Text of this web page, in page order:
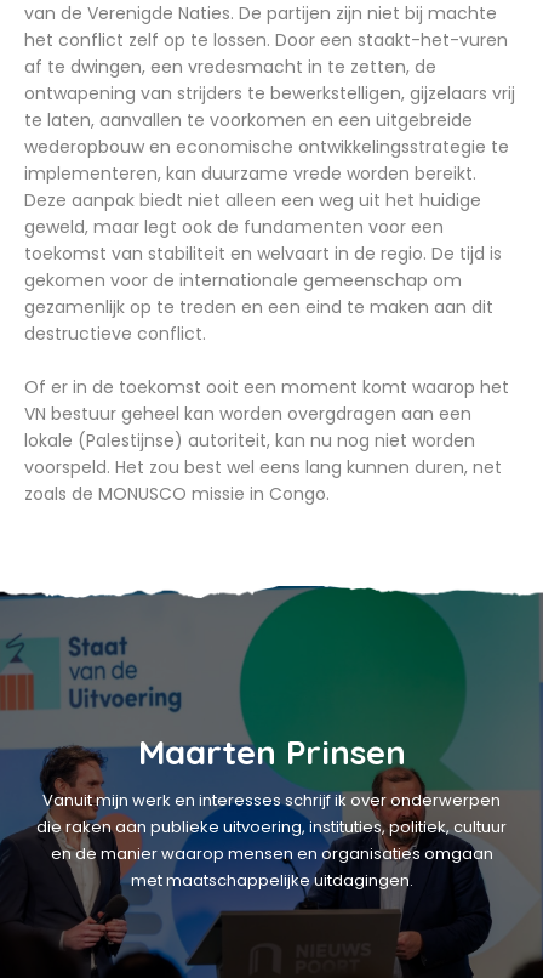
van de Verenigde Naties. De partijen zijn niet bij machte
het conflict zelf op te lossen. Door een staakt-het-vuren
af te dwingen, een vredesmacht in te zetten, de
ontwapening van strijders te bewerkstelligen, gijzelaars vrij
te laten, aanvallen te voorkomen en een uitgebreide
wederopbouw en economische ontwikkelingsstrategie te
implementeren, kan duurzame vrede worden bereikt.
Deze aanpak biedt niet alleen een weg uit het huidige
geweld, maar legt ook de fundamenten voor een
toekomst van stabiliteit en welvaart in de regio. De tijd is
gekomen voor de internationale gemeenschap om
gezamenlijk op te treden en een eind te maken aan dit
destructieve conflict.
Of er in de toekomst ooit een moment komt waarop het
VN bestuur geheel kan worden overgdragen aan een
lokale (Palestijnse) autoriteit, kan nu nog niet worden
voorspeld. Het zou best wel eens lang kunnen duren, net
zoals de MONUSCO missie in Congo.
Maarten Prinsen
Vanuit mijn werk en interesses schrijf ik over onderwerpen
die raken aan publieke uitvoering, instituties, politiek, cultuur
en de manier waarop mensen en organisaties omgaan
met maatschappelijke uitdagingen.